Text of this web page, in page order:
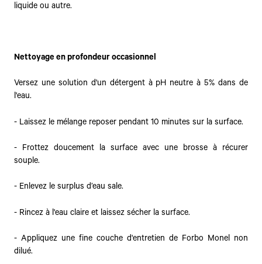
liquide ou autre.
Nettoyage en profondeur occasionnel
Versez une solution d'un détergent à pH neutre à 5% dans de
l'eau.
- Laissez le mélange reposer pendant 10 minutes sur la surface.
- Frottez doucement la surface avec une brosse à récurer
souple.
- Enlevez le surplus d’eau sale.
- Rincez à l'eau claire et laissez sécher la surface.
- Appliquez une fine couche d'entretien de Forbo Monel non
dilué.